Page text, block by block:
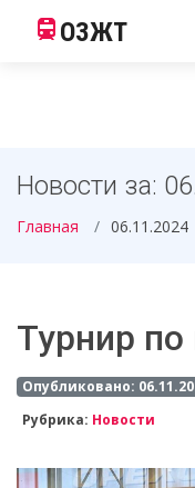
ОЗЖТ
Новости за:
Главная 06.11.2024
Турнир по
Опубликовано:
Рубрика: Новости